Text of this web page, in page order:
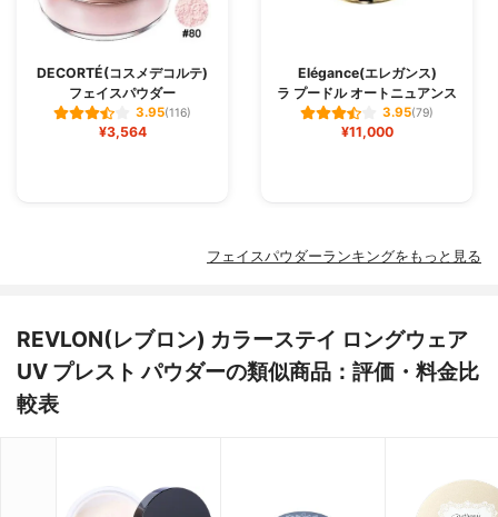
DECORTÉ(コスメデコルテ)
フェイスパウダー
3.95(116)
¥3,564
Elégance(エレガンス)
ラ プードル オートニュアンス
3.95(79)
¥11,000
フェイスパウダーランキングをもっと見る
REVLON(レブロン) カラーステイ ロングウェア
UV プレスト パウダーの類似商品：評価・料金比
較表